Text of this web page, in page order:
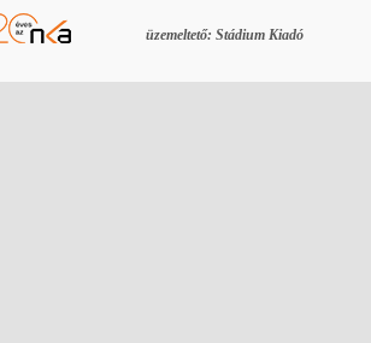
üzemeltető: Stádium Kiadó